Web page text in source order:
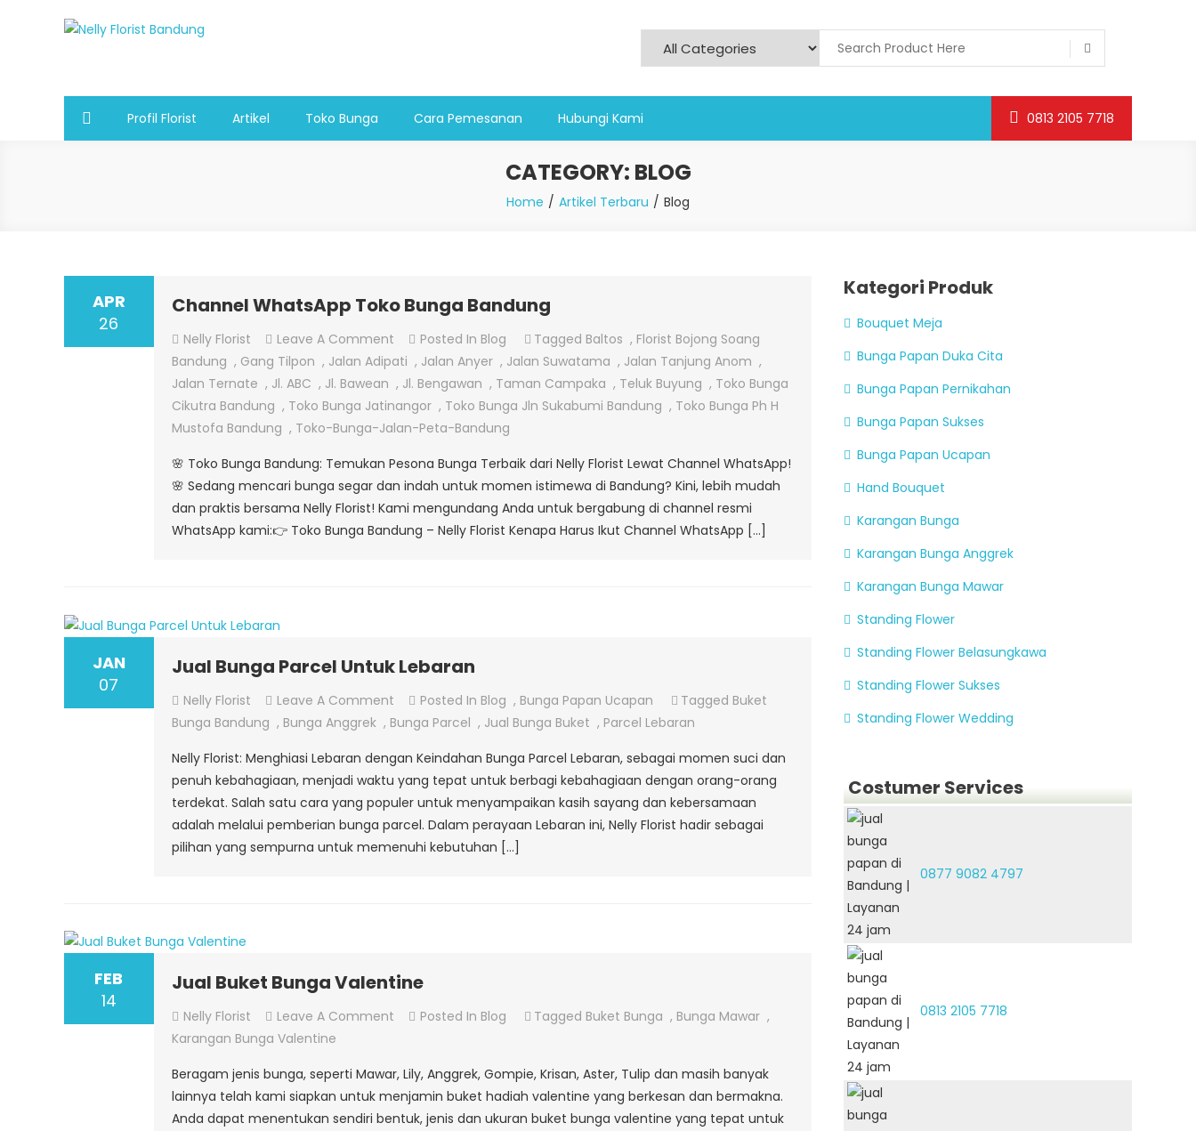
Profil Florist Artikel Toko Bunga Cara Pemesanan Hubungi Kami 0813 2105 7718
CATEGORY: BLOG
Home Artikel Terbaru Blog
APR
26
Channel WhatsApp Toko Bunga Bandung
Nelly Florist Leave A CommentOn
Channel
WhatsApp
Toko
Bunga
Posted In Blog Tagged Baltos , Florist Bojong Soang
Bandung , Gang Tilpon , Jalan Adipati , Jalan Anyer , Jalan Suwatama , Jalan Tanjung Anom ,
Jalan Ternate , Jl. ABC , Jl. Bawean , Jl. Bengawan , Taman Campaka , Teluk Buyung , Toko Bunga
Cikutra Bandung , Toko Bunga Jatinangor , Toko Bunga Jln Sukabumi Bandung , Toko Bunga Ph H
Mustofa Bandung , Toko-Bunga-Jalan-Peta-Bandung
🌸 Toko Bunga Bandung: Temukan Pesona Bunga Terbaik dari Nelly Florist Lewat Channel WhatsApp!
🌸 Sedang mencari bunga segar dan indah untuk momen istimewa di Bandung? Kini, lebih mudah
dan praktis bersama Nelly Florist! Kami mengundang Anda untuk bergabung di channel resmi
WhatsApp kami:👉 Toko Bunga Bandung – Nelly Florist Kenapa Harus Ikut Channel WhatsApp […]
JAN
07
Jual Bunga Parcel Untuk Lebaran
Nelly Florist Leave A CommentOn
Jual
Parcel
Untuk
Lebaran
Posted In Blog , Bunga Papan Ucapan Tagged Buket
Bunga Bandung , Bunga Anggrek , Bunga Parcel , Jual Bunga Buket , Parcel Lebaran
Nelly Florist: Menghiasi Lebaran dengan Keindahan Bunga Parcel Lebaran, sebagai momen suci dan
penuh kebahagiaan, menjadi waktu yang tepat untuk berbagi kebahagiaan dengan orang-orang
terdekat. Salah satu cara yang populer untuk menyampaikan kasih sayang dan kebersamaan
adalah melalui pemberian bunga parcel. Dalam perayaan Lebaran ini, Nelly Florist hadir sebagai
pilihan yang sempurna untuk memenuhi kebutuhan […]
FEB
14
Jual Buket Bunga Valentine
Nelly Florist Leave A CommentOn
Bunga
Valentine
Posted In Blog Tagged Buket Bunga , Bunga Mawar ,
Karangan Bunga Valentine
Beragam jenis bunga, seperti Mawar, Lily, Anggrek, Gompie, Krisan, Aster, Tulip dan masih banyak
lainnya telah kami siapkan untuk menjamin buket hadiah valentine yang berkesan dan bermakna.
Anda dapat menentukan sendiri bentuk, jenis dan ukuran buket bunga valentine yang tepat untuk
Kategori Produk
Bouquet Meja
Bunga Papan Duka Cita
Bunga Papan Pernikahan
Bunga Papan Sukses
Bunga Papan Ucapan
Hand Bouquet
Karangan Bunga
Karangan Bunga Anggrek
Karangan Bunga Mawar
Standing Flower
Standing Flower Belasungkawa
Standing Flower Sukses
Standing Flower Wedding
Costumer Services
0877 9082 4797
0813 2105 7718